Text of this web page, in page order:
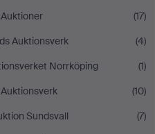
(17)
Auktionsverk
(4)
Norrköping
(1)
(10)
Sundsvall
(7)